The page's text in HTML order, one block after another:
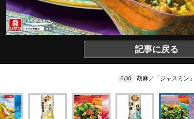
記事に戻る
6/10 胡麻／「ジャスミン」